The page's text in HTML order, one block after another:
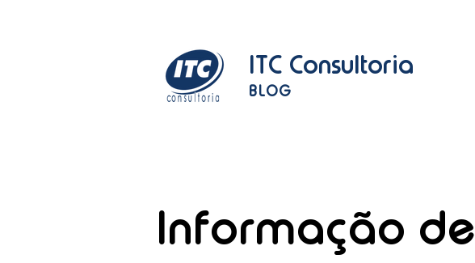
ITC Consultoria
BLOG
Informação de